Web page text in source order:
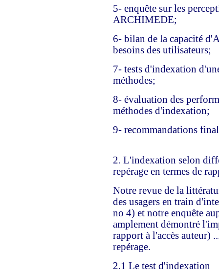
5- enquête sur les
ARCHIMEDE;
6- bilan de la capacité
besoins des utilisateurs;
7- tests d'indexation
méthodes;
8- évaluation des
méthodes d'indexation;
9- recommandations
2. L'indexation selon
repérage en termes de
Notre revue de la
des usagers en train
no 4) et notre enquête
amplement démontré
rapport à l'accès auteur)
repérage.
2.1 Le test d'indexation